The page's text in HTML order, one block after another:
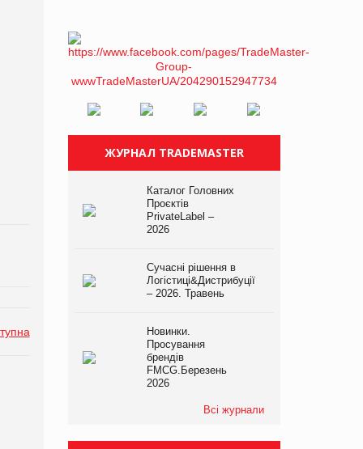
ЖУРНАЛ TRADEMASTER
Каталог Головних
Проєктів
PrivateLabel –
2026
Сучасні рішення в
Логістиці&Дистрибуції
– 2026. Травень
Новинки.
Просування
брендів
FMCG.Березень
2026
Всі журнали